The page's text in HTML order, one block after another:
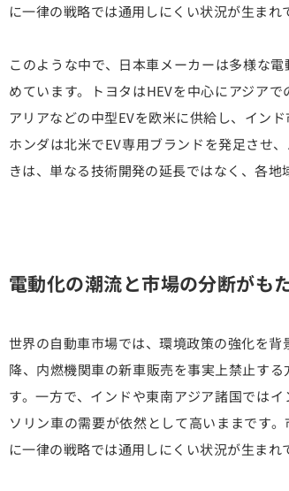
に一律の戦略では通用しにくい状況が生まれ
このような中で、日本車メーカーは多様な
めています。トヨタはHEVを中心にアジア
アリアなどの中型EVを欧米に供給し、イン
ホンダは北米でEV専用ブランドを発足させ
きは、単なる技術開発の延長ではなく、各地
電動化の潮流と市場の分断がも
世界の自動車市場では、環境政策の強化を
降、内燃機関車の新車販売を事実上禁止す
す。一方で、インドや東南アジア諸国では
ソリン車の需要が依然として高いままです
に一律の戦略では通用しにくい状況が生まれ